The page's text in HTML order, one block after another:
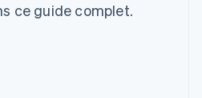
ce guide complet.